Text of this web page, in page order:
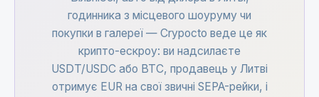
годинника з місцевого шоуруму чи
покупки в галереї — Crypocto веде це як
крипто-ескроу: ви надсилаєте
USDT/USDC або BTC, продавець у Литві
отримує EUR на свої звичні SEPA-рейки, і